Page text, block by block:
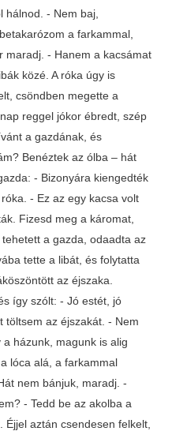
hálnod. - Nem baj,
a farkammal,
maradj. - Hanem a kacsámat
közé. A róka úgy is
csöndben megette a
reggel jókor ébredt, szép
a gazdának, és
Benéztek az ólba – hát
- Bizonyára kiengedték
- Ez az egy kacsa volt
Fizesd meg a káromat,
a gazda, odaadta az
tette a libát, és folytatta
az éjszaka.
így szólt: - Jó estét, jó
töltsem az éjszakát. - Nem
házunk, magunk is alig
lóca alá, a farkammal
nem bánjuk, maradj. -
- Tedd be az akolba a
aztán csendesen felkelt,